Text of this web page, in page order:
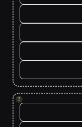
!